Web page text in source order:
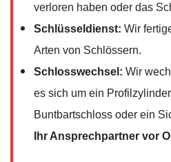
verloren haben oder das
Schlüsseldienst: Wir
Arten von Schlössern.
Schlosswechsel: Wir
es sich um ein
Buntbartschloss oder ein
Ihr Ansprechpartner vor